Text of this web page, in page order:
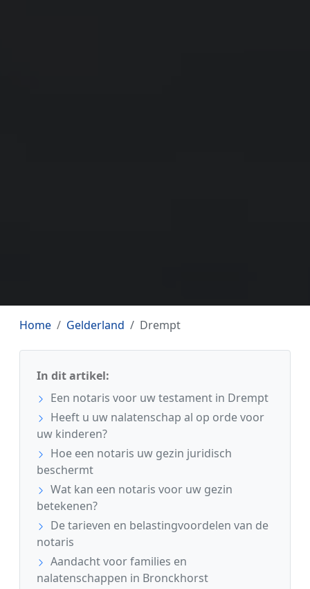
Home Gelderland Drempt
In dit artikel:
Een notaris voor uw testament in Drempt
Heeft u uw nalatenschap al op orde voor
uw kinderen?
Hoe een notaris uw gezin juridisch
beschermt
Wat kan een notaris voor uw gezin
betekenen?
De tarieven en belastingvoordelen van de
notaris
Aandacht voor families en
nalatenschappen in Bronckhorst